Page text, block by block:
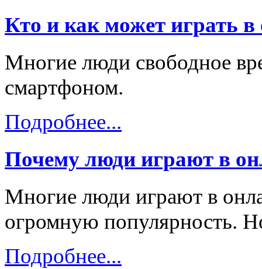
Кто и как может играть в
Многие люди свободное
смартфоном.
Подробнее...
Почему люди играют в
Многие люди играют в
огромную популярность.
Подробнее...